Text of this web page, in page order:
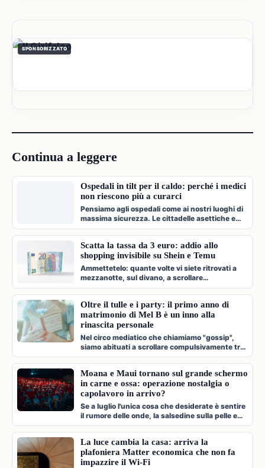
SPONSORIZZATO
Continua a leggere
Ospedali in tilt per il caldo: perché i medici
non riescono più a curarci
Pensiamo agli ospedali come ai nostri luoghi di
massima sicurezza. Le cittadelle asettiche e
climatizzate dove veniamo c…
Scatta la tassa da 3 euro: addio allo
shopping invisibile su Shein e Temu
Ammettetelo: quante volte vi siete ritrovati a
mezzanotte, sul divano, a scrollare
compulsivamente l'app di Shein, Temu…
Oltre il tulle e i party: il primo anno di
matrimonio di Mel B è un inno alla
rinascita personale
Nel circo mediatico che chiamiamo "gossip",
siamo abituati a scrollare compulsivamente tra
paparazzate fugaci, divorzi a…
Moana e Maui tornano sul grande schermo
in carne e ossa: operazione nostalgia o
capolavoro in arrivo?
Se a luglio l'unica cosa che desiderate è sentire
il rumore delle onde, la salsedine sulla pelle e
cantare a squarciagol…
La luce cambia la casa: arriva la
plafoniera Matter economica che non fa
impazzire il Wi-Fi